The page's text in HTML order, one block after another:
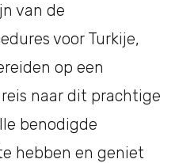
van de
voor Turkije,
op een
naar dit prachtige
benodigde
hebben en geniet